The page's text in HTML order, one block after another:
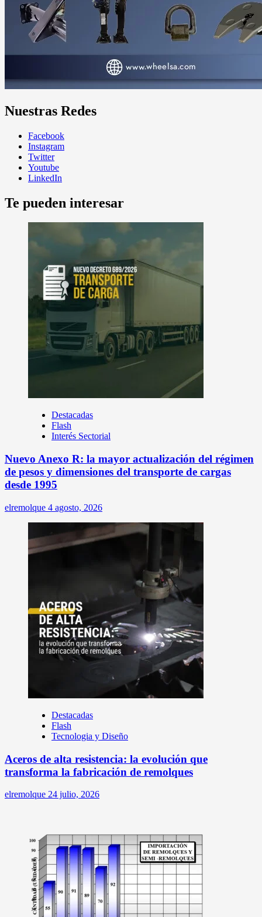
Nuestras Redes
Facebook
Instagram
Twitter
Youtube
LinkedIn
Te pueden interesar
Destacadas
Flash
Interés Sectorial
Nuevo Anexo R: la mayor actualización del régimen
de pesos y dimensiones del transporte de cargas
desde 1995
elremolque 4 agosto, 2026
Destacadas
Flash
Tecnologia y Diseño
Aceros de alta resistencia: la evolución que
transforma la fabricación de remolques
elremolque 24 julio, 2026